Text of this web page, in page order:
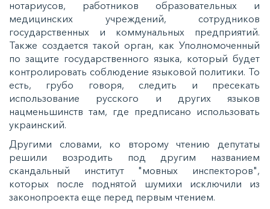
нотариусов, работников образовательных и
медицинских учреждений, сотрудников
государственных и коммунальных предприятий.
Также создается такой орган, как Уполномоченный
по защите государственного языка, который будет
контролировать соблюдение языковой политики. То
есть, грубо говоря, следить и пресекать
использование русского и других языков
нацменьшинств там, где предписано использовать
украинский.
Другими словами, ко второму чтению депутаты
решили возродить под другим названием
скандальный институт "мовных инспекторов",
которых после поднятой шумихи исключили из
законопроекта еще перед первым чтением.